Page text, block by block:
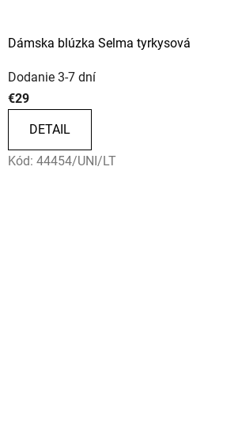
Dámska blúzka Selma tyrkysová
Dodanie 3-7 dní
€29
DETAIL
Kód: 44454/UNI/LT